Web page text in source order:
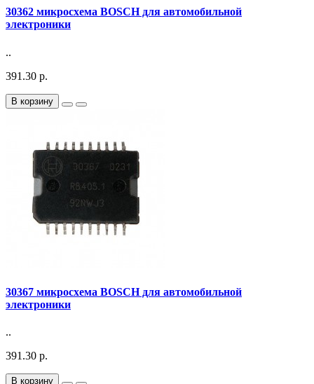
30362 микросхема BOSCH для автомобильной
электроники
..
391.30 р.
В корзину
30367 микросхема BOSCH для автомобильной
электроники
..
391.30 р.
В корзину